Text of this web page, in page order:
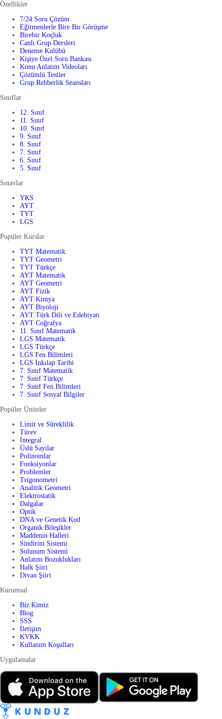
Özellikler
7/24 Soru Çözüm
Eğitmenlerle Bire Bir Görüşme
Birebir Koçluk
Canlı Grup Dersleri
Deneme Kulübü
Kişiye Özel Soru Bankası
Konu Anlatım Videoları
Çözümlü Testler
Grup Rehberlik Seansları
Sınıflar
12. Sınıf
11. Sınıf
10. Sınıf
9. Sınıf
8. Sınıf
7. Sınıf
6. Sınıf
5. Sınıf
Sınavlar
YKS
AYT
TYT
LGS
Popüler Kurslar
TYT Matematik
TYT Geometri
TYT Türkçe
AYT Matematik
AYT Geometri
AYT Fizik
AYT Kimya
AYT Biyoloji
AYT Türk Dili ve Edebiyatı
AYT Coğrafya
11. Sınıf Matematik
LGS Matematik
LGS Türkçe
LGS Fen Bilimleri
LGS İnkılap Tarihi
7. Sınıf Matematik
7. Sınıf Türkçe
7. Sınıf Fen Bilimleri
7. Sınıf Sosyal Bilgiler
Popüler Üniteler
Limit ve Süreklilik
Türev
İntegral
Üslü Sayılar
Polinomlar
Fonksiyonlar
Problemler
Trigonometri
Analitik Geometri
Elektrostatik
Dalgalar
Optik
DNA ve Genetik Kod
Organik Bileşikler
Maddenin Halleri
Sindirim Sistemi
Solunum Sistemi
Anlatım Bozuklukları
Halk Şiiri
Divan Şiiri
Kurumsal
Biz Kimiz
Blog
SSS
İletişim
KVKK
Kullanım Koşulları
Uygulamalar